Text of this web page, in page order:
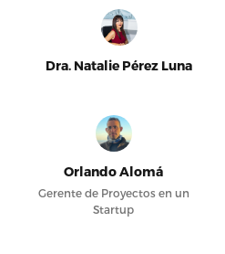
Dra. Natalie Pérez Luna
Orlando Alomá
Gerente de Proyectos en un
Startup